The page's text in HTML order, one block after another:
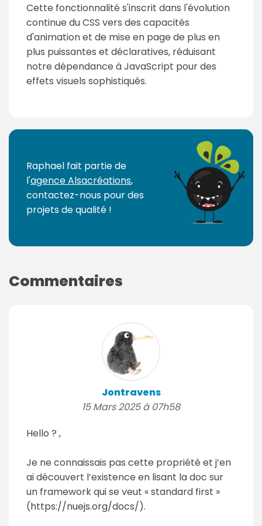
Cette fonctionnalité s'inscrit dans l'évolution
continue du CSS vers des capacités
d'animation et de mise en page de plus en
plus puissantes et déclaratives, réduisant
notre dépendance à JavaScript pour des
effets visuels sophistiqués.
P
Raphael fait partie de
l'agence Alsacréations,
contactez-nous pour des
projets de qualité !
Commentaires
Jontravens
15 Mars 2025 à 07h58
Hello ? ,
Je ne connaissais pas cette propriété et j’en
ai découvert l’existence en lisant la doc sur
un framework qui se veut « standard first »
(https://nuejs.org/docs/).